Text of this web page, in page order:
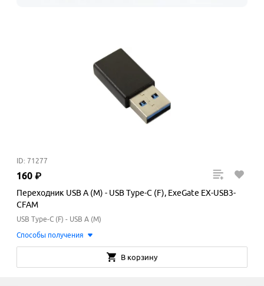
ID: 71277
160 ₽
Переходник USB A (M) - USB Type-C (F), ExeGate EX-USB3-
CFAM
USB Type-C (F) - USB A (M)
Способы получения
В корзину